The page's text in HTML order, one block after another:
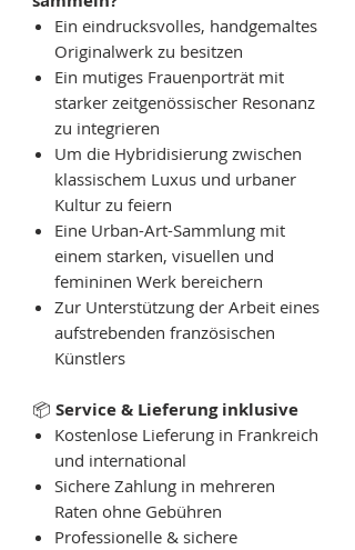
Ein eindrucksvolles, handgemaltes
Originalwerk zu besitzen
Ein mutiges Frauenporträt mit
starker zeitgenössischer Resonanz
zu integrieren
Um die Hybridisierung zwischen
klassischem Luxus und urbaner
Kultur zu feiern
Eine Urban-Art-Sammlung mit
einem starken, visuellen und
femininen Werk bereichern
Zur Unterstützung der Arbeit eines
aufstrebenden französischen
Künstlers
📦 Service & Lieferung inklusive
Kostenlose Lieferung in Frankreich
und international
Sichere Zahlung in mehreren
Raten ohne Gebühren
Professionelle & sichere